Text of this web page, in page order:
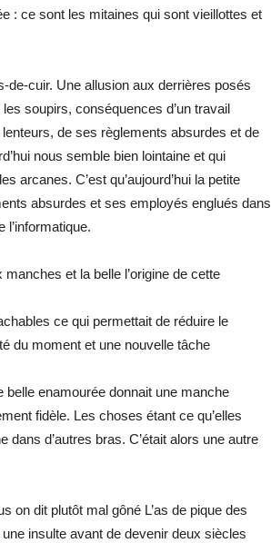
: ce sont les mitaines qui sont vieillottes et
de-cuir. Une allusion aux derrières posés
soupirs, conséquences d’un travail
de ses règlements absurdes et de
nous semble bien lointaine et qui
arcanes. C’est qu’aujourd’hui la petite
absurdes et ses employés englués dans
l’informatique.
et la belle l’origine de cette
ce qui permettait de réduire le
du moment et une nouvelle tâche
belle enamourée donnait une manche
fidèle. Les choses étant ce qu’elles
dans d’autres bras. C’était alors une autre
on dit plutôt mal gôné L’as de pique des
insulte avant de devenir deux siècles